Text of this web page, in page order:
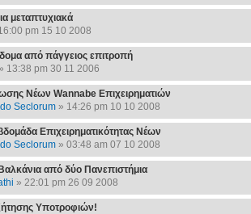
μεταπτυχιακά
pm 15 10 2008
από πάγγειος επιτροπή
13:38 pm 30 11 2006
Νέων Wannabe Επιχειρηματιών
Seclorum» 14:26 pm 10 10 2008
Επιχειρηματικότητας Νέων
Seclorum» 03:48 am 07 10 2008
από δύο Πανεπιστήμια
» 22:01 pm 26 09 2008
Υποτροφιών!